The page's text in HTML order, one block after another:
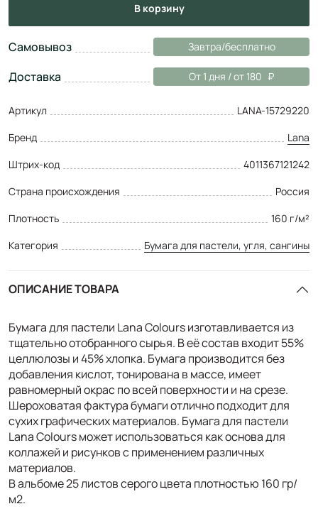
в корзину
Самовывоз Завтра/бесплатно
Доставка От 1 дня / от 180
Артикул
LАNА-15729220
Бренд
Lana
Штрих-код
4011367121242
Страна происхождения
Россия
Плотность
160 г/м²
Категория
Бумага для пастели, угля, сангины
ОПИСАНИЕ ТОВАРА
Бумага для пастели Lana Colours изготавливается из
тщательно отобранного сырья. В её состав входит 55%
целлюлозы и 45% хлопка. Бумага производится без
добавления кислот, тонирована в массе, имеет
равномерный окрас по всей поверхности и на срезе.
Шероховатая фактура бумаги отлично подходит для
сухих графических материалов. Бумага для пастели
Lana Colours может использоваться как основа для
коллажей и рисунков с применением различных
материалов.
В альбоме 25 листов серого цвета плотностью 160 гр/
м2.